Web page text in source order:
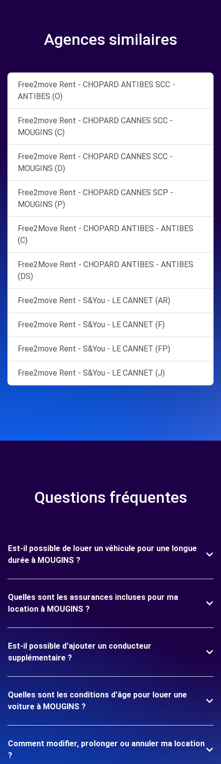
Agences similaires
Free2move Rent - CHOPARD ANTIBES SCC -
ANTIBES (O)
Free2move Rent - CHOPARD CANNES SCC -
MOUGINS (C)
Free2move Rent - CHOPARD CANNES SCC -
MOUGINS (D)
Free2move Rent - CHOPARD CANNES SCP -
MOUGINS (P)
Free2Move Rent - CHOPARD ANTIBES - ANTIBES
(C)
Free2Move Rent - CHOPARD ANTIBES - ANTIBES
(DS)
Free2move Rent - S&You - LE CANNET (AR)
Free2move Rent - S&You - LE CANNET (F)
Free2move Rent - S&You - LE CANNET (FP)
Free2move Rent - S&You - LE CANNET (J)
Questions fréquentes
Est-il possible de louer un véhicule pour une longue
durée à MOUGINS ?
Quelles sont les assurances incluses pour ma
location à MOUGINS ?
Est-il possible d'ajouter un conducteur
supplémentaire ?
Quelles sont les conditions d'âge pour louer une
voiture à MOUGINS ?
Comment modifier, prolonger ou annuler ma location
?